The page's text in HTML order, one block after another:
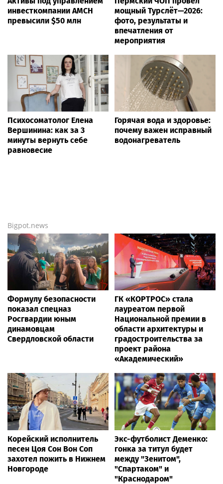
инвесткомпании AMCH
превысили $50 млн
мощный Турслёт—2026:
фото, результаты и
впечатления от
мероприятия
Психосоматолог Елена
Вершинина: как за 3
минуты вернуть себе
равновесие
Горячая вода и здоровье:
почему важен исправный
водонагреватель
Bigpot.news
Формулу безопасности
показал спецназ
Росгвардии юным
динамовцам
Свердловской области
ГК «КОРТРОС» стала
лауреатом первой
Национальной премии в
области архитектуры и
градостроительства за
проект района
«Академический»
Корейский исполнитель
песен Цоя Сон Вон Соп
захотел пожить в Нижнем
Новгороде
Экс-футболист Деменко:
гонка за титул будет
между "Зенитом",
"Спартаком" и
"Краснодаром"